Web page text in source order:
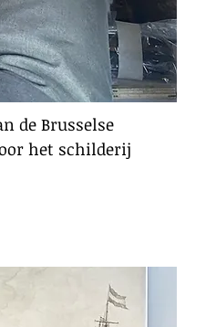
de Brusselse
het schilderij